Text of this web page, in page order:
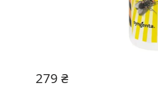
279 ₴